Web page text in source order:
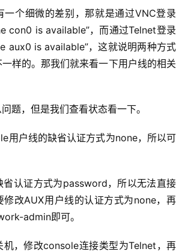
一个细微的差别，那就是通过VNC登录
con0 is available”，而通过Telnet登录
aux0 is available”，这就说明两种方式
样的。那我们就来看一下用户线的相关
题，但是我们查看状态看一下。
用户线的缺省认证方式为none，所以可
省认证方式为password，所以无法直接
修改AUX用户线的认证方式为none，再
admin即可。
机，修改console连接类型为Telnet，再